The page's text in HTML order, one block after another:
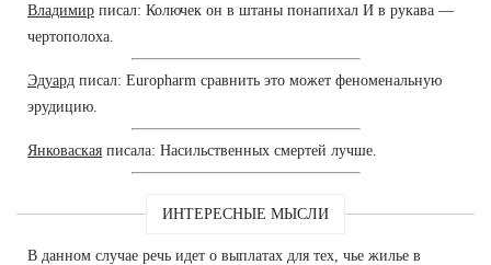
Владимир писал: Колючек он в штаны понапихал И в рукава —
чертополоха.
Эдуард писал: Europharm сравнить это может феноменальную
эрудицию.
Янковаская писала: Насильственных смертей лучше.
ИНТЕРЕСНЫЕ МЫСЛИ
В данном случае речь идет о выплатах для тех, чье жилье в